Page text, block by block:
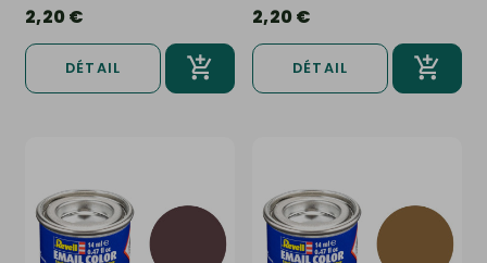
2,20 €
DÉTAIL
2,20 €
DÉTAIL